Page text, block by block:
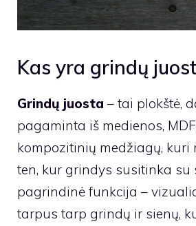
Kas yra grindų
Grindų juosta – tai plokštė,
pagaminta iš medienos,
kompozitinių medžiagų, kuri
ten, kur grindys susitinka su
pagrindinė funkcija –
tarpus tarp grindų ir sienų,